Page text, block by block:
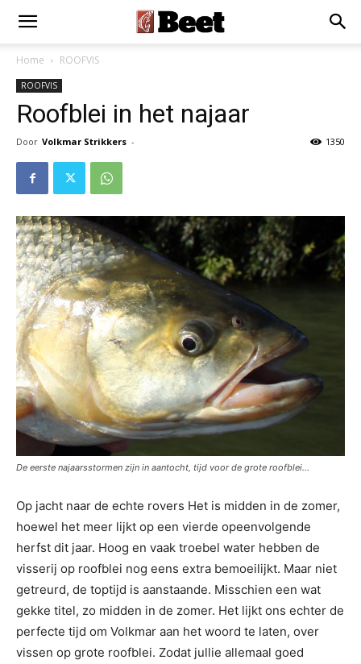
Home ROOFVIS
ROOFVIS
Roofblei in het najaar
Door Volkmar Strikkers - 1350
De eerste najaarsstormen zijn in aantocht, tijd voor de grote roofblei…
Op jacht naar de echte rovers Het is midden in de zomer,
hoewel het meer lijkt op een vierde opeenvolgende
herfst dit jaar. Hoog en vaak troebel water hebben de
visserij op roofblei nog eens extra bemoeilijkt. Maar niet
getreurd, de toptijd is aanstaande. Misschien een wat
gekke titel, zo midden in de zomer. Het lijkt ons echter de
perfecte tijd om Volkmar aan het woord te laten, over
vissen op grote roofblei. Zodat jullie allemaal goed